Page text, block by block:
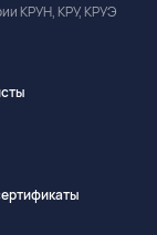
КРУН, КРУ, КРУЭ